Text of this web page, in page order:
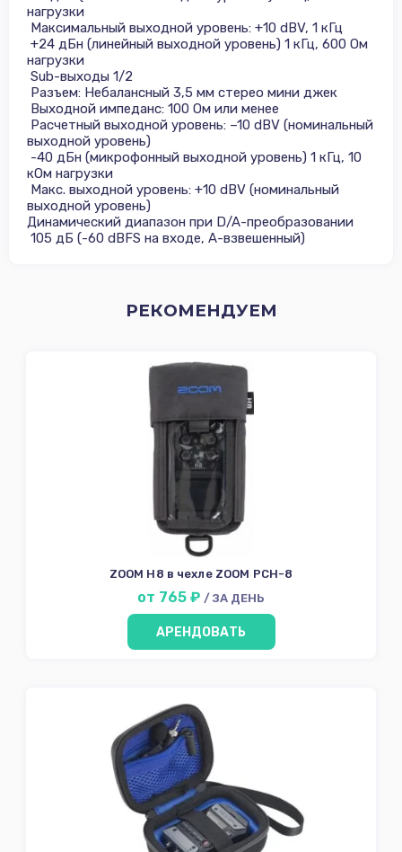
нагрузки
Максимальный выходной уровень: +10 dBV, 1 кГц
+24 дБн (линейный выходной уровень) 1 кГц, 600 Ом
нагрузки
Sub-выходы 1/2
Разъем: Небалансный 3,5 мм стерео мини джек
Выходной импеданс: 100 Ом или менее
Расчетный выходной уровень: –10 dBV (номинальный
выходной уровень)
-40 дБн (микрофонный выходной уровень) 1 кГц, 10
кОм нагрузки
Макс. выходной уровень: +10 dBV (номинальный
выходной уровень)
Динамический диапазон при D/A-преобразовании
105 дБ (-60 dBFS на входе, A-взвешенный)
РЕКОМЕНДУЕМ
ZOOM H8 в чехле ZOOM PCH-8
от 765 ₽ / ЗА ДЕНЬ
АРЕНДОВАТЬ